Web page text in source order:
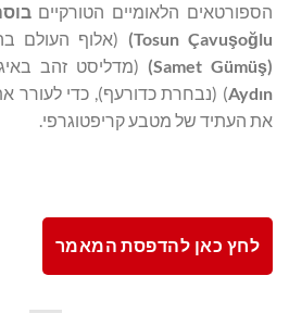
הספורטאים הלאומיים הטורקיים
Tosun Çavuşoğlu
) (אלוף העולם
(
Samet Gümüş
) (מדליסט זהב
Aydın) (נבחרת כדורעף), כדי לעורר
את העתיד של מטבע קריפטוגרפי.
לחץ כאן להדפסת המאמר